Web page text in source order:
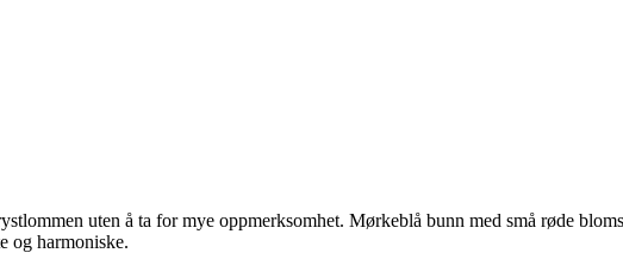
uten å ta for mye oppmerksomhet. Mørkeblå bunn med små røde
og harmoniske.